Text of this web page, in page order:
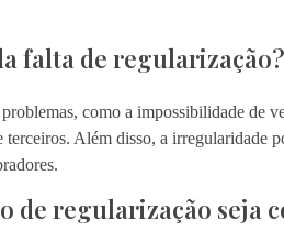
falta de regularização?
como a impossibilidade de
Além disso, a irregularidade
de regularização seja